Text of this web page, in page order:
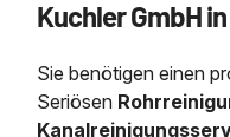
Saugbagger /
Heizung / Sanitär
Kuchler GmbH
Sie benötigen einen
Seriösen